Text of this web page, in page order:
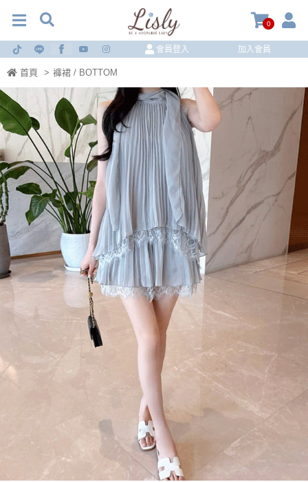
0
會員登入 加入會員
首頁 > 褲裙 / BOTTOM